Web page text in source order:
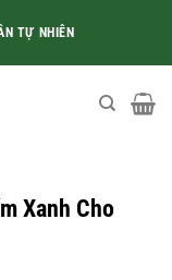
TỰ NHIÊN
Xanh Cho